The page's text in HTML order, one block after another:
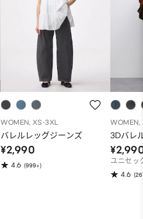
WOMEN, XS-3XL
バレルレッグジーンズ
¥2,990
4.6 (999+)
WOMEN,
3Dバレ
ユニセッ
4.6